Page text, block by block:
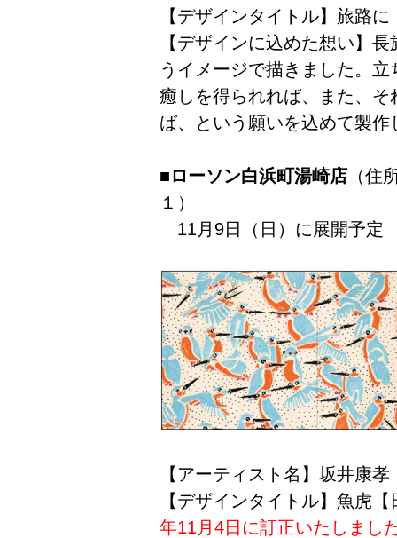
【デザインタイトル】旅路に
【デザインに込めた想い】
うイメージで描きました。
癒しを得られれば、また、
ば、という願いを込めて製作
■ローソン白浜町湯崎店 （住
１）
11月9日（日）に展開予定
【アーティスト名】坂井康孝
【デザインタイトル】魚虎
年11月4日に訂正いたしまし